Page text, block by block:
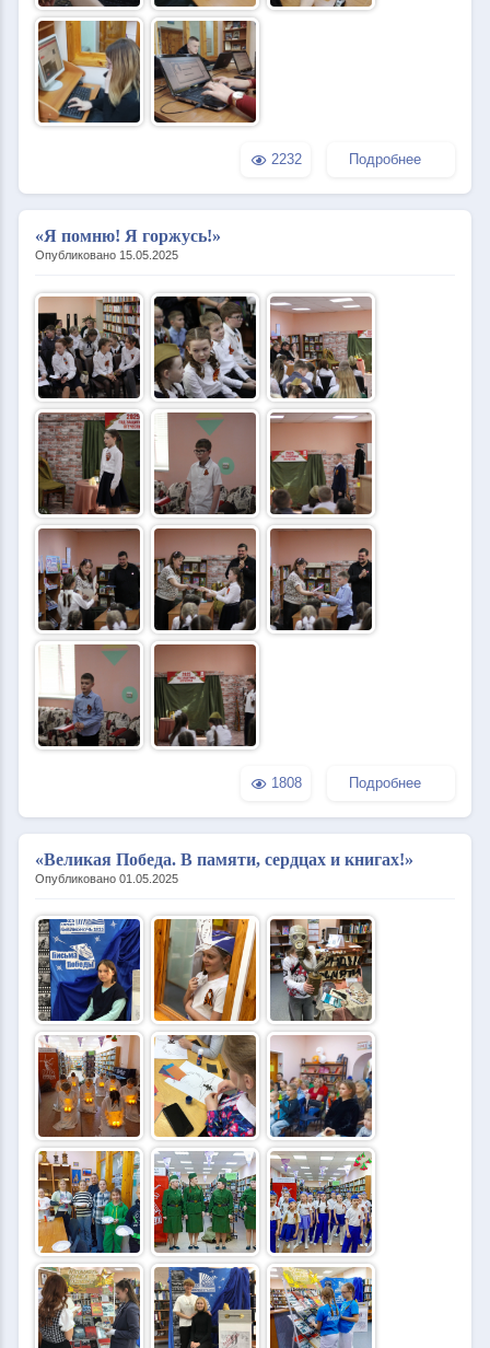
2232 Подробнее
«Я помню! Я горжусь!»
Опубликовано 15.05.2025
1808 Подробнее
«Великая Победа. В памяти, сердцах и книгах!»
Опубликовано 01.05.2025